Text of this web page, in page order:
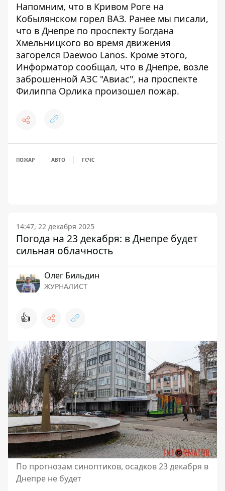
Напомним, что в Кривом Роге на
Кобылянском горел ВАЗ. Ранее мы писали,
что в Днепре по проспекту Богдана
Хмельницкого во время движения
загорелся Daewoo Lanos. Кроме этого,
Информатор сообщал, что в Днепре, возле
заброшенной АЗС "Авиас", на проспекте
Филиппа Орлика произошел пожар.
ПОЖАР АВТО ГСЧС
14:47, 22 декабря 2025
Погода на 23 декабря: в Днепре будет
сильная облачность
Олег Бильдин
ЖУРНАЛИСТ
👍
По прогнозам синоптиков, осадков 23 декабря в
Днепре не будет